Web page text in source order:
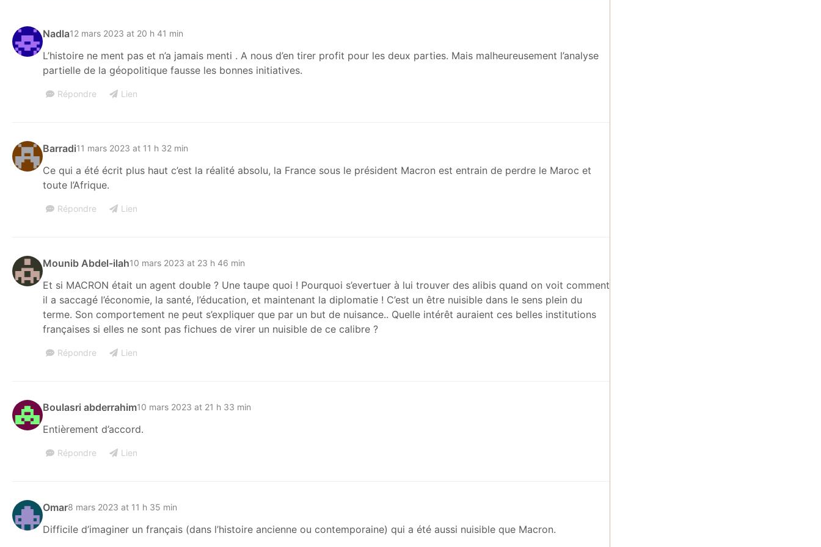
Nadla12 mars 2023 at 20 h 41 min
L’histoire ne ment pas et n’a jamais menti . A nous d’en tirer profit pour les deux parties. Mais malheureusement l’analyse
partielle de la géopolitique fausse les bonnes initiatives.
Répondre Lien
Barradi11 mars 2023 at 11 h 32 min
Ce qui a été écrit plus haut c’est la réalité absolu, la France sous le président Macron est entrain de perdre le Maroc et
toute l’Afrique.
Répondre Lien
Mounib Abdel-ilah10 mars 2023 at 23 h 46 min
Et si MACRON était un agent double ? Une taupe quoi ! Pourquoi s’evertuer à lui trouver des alibis quand on voit comment
il a saccagé l’économie, la santé, l’éducation, et maintenant la diplomatie ! C’est un être nuisible dans le sens plein du
terme. Son comportement ne peut s’expliquer que par un but de nuisance.. Quelle intérêt auraient ces belles institutions
françaises si elles ne sont pas fichues de virer un nuisible de ce calibre ?
Répondre Lien
Boulasri abderrahim10 mars 2023 at 21 h 33 min
Entièrement d’accord.
Répondre Lien
Omar8 mars 2023 at 11 h 35 min
Difficile d’imaginer un français (dans l’histoire ancienne ou contemporaine) qui a été aussi nuisible que Macron.